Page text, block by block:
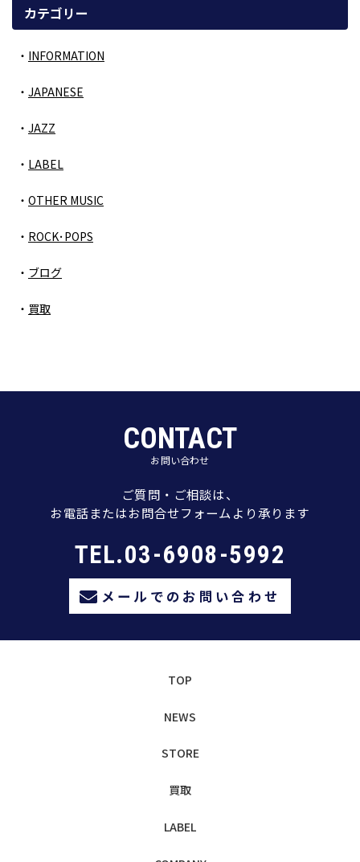
カテゴリー
INFORMATION
JAPANESE
JAZZ
LABEL
OTHER MUSIC
ROCK･POPS
ブログ
買取
CONTACT
お問い合わせ
ご質問・ご相談は、
お電話またはお問合せフォームより承ります
TEL.03-6908-5992
メールでのお問い合わせ
TOP
NEWS
STORE
買取
LABEL